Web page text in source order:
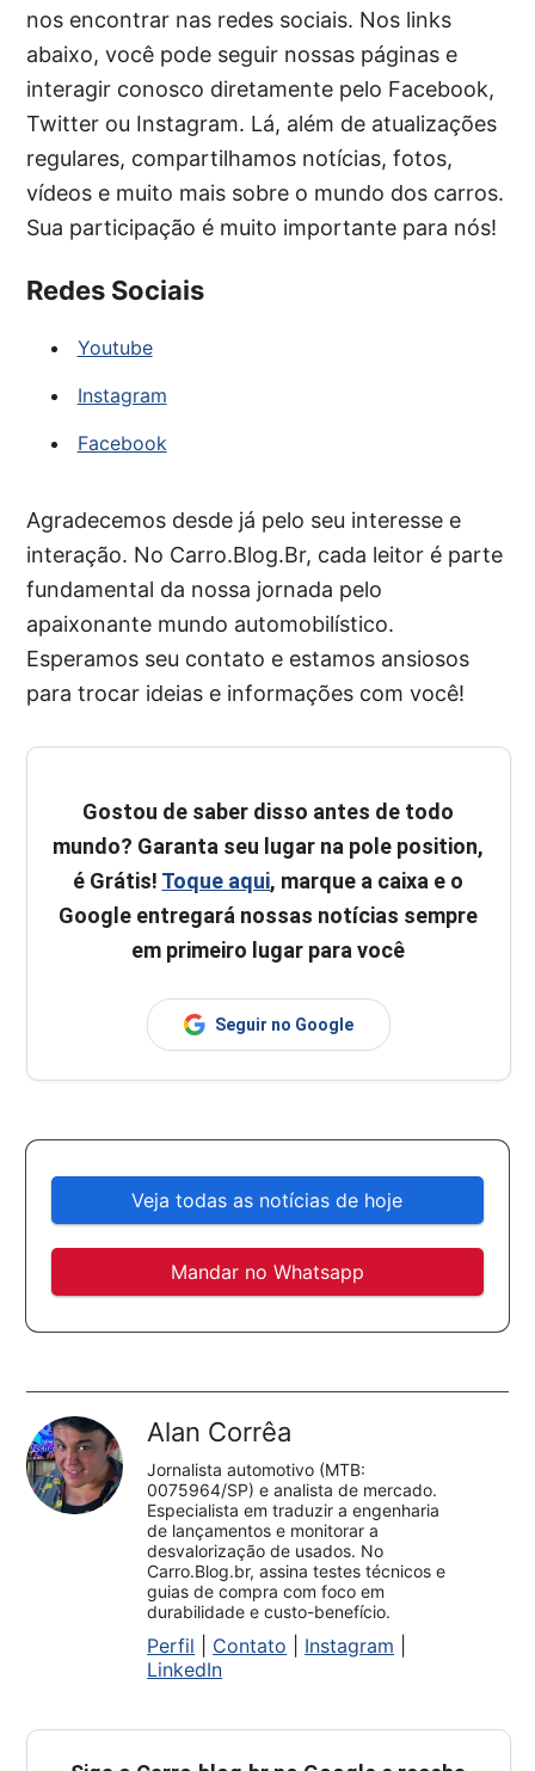
nos encontrar nas redes sociais. Nos links
abaixo, você pode seguir nossas páginas e
interagir conosco diretamente pelo Facebook,
Twitter ou Instagram. Lá, além de atualizações
regulares, compartilhamos notícias, fotos,
vídeos e muito mais sobre o mundo dos carros.
Sua participação é muito importante para nós!
Redes Sociais
Youtube
Instagram
Facebook
Agradecemos desde já pelo seu interesse e
interação. No Carro.Blog.Br, cada leitor é parte
fundamental da nossa jornada pelo
apaixonante mundo automobilístico.
Esperamos seu contato e estamos ansiosos
para trocar ideias e informações com você!
Gostou de saber disso antes de todo
mundo? Garanta seu lugar na pole position,
é Grátis! Toque aqui, marque a caixa e o
Google entregará nossas notícias sempre
em primeiro lugar para você
Seguir no Google
Veja todas as notícias de hoje
Mandar no Whatsapp
Alan Corrêa
Jornalista automotivo (MTB:
0075964/SP) e analista de mercado.
Especialista em traduzir a engenharia
de lançamentos e monitorar a
desvalorização de usados. No
Carro.Blog.br, assina testes técnicos e
guias de compra com foco em
durabilidade e custo-benefício.
Perfil Contato Instagram
LinkedIn